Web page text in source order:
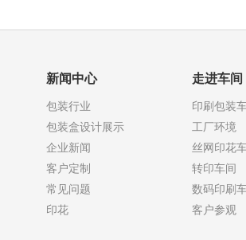
新闻中心
包装行业
包装盒设计展示
企业新闻
客户定制
常见问题
印花
走进车间
印刷包装
工厂环境
丝网印花
转印车间
数码印刷
客户参观